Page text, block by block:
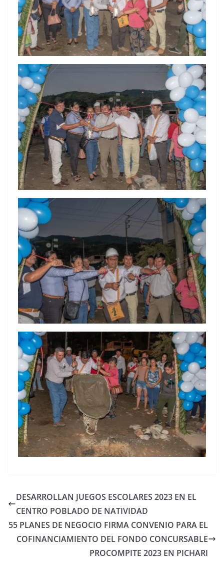
DESARROLLAN JUEGOS ESCOLARES 2023 EN EL
CENTRO POBLADO DE NATIVIDAD
55 PLANES DE NEGOCIO FIRMA CONVENIO PARA EL
COFINANCIAMIENTO DEL FONDO CONCURSABLE
PROCOMPITE 2023 EN PICHARI